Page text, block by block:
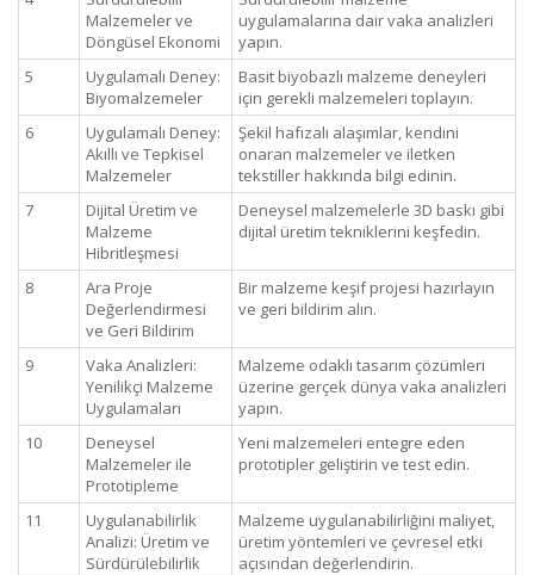
Malzemeler ve
Döngüsel Ekonomi
uygulamalarına dair vaka analizleri
yapın.
5
Uygulamalı Deney:
Biyomalzemeler
Basit biyobazlı malzeme deneyleri
için gerekli malzemeleri toplayın.
6
Uygulamalı Deney:
Akıllı ve Tepkisel
Malzemeler
Şekil hafızalı alaşımlar, kendini
onaran malzemeler ve iletken
tekstiller hakkında bilgi edinin.
7
Dijital Üretim ve
Malzeme
Hibritleşmesi
Deneysel malzemelerle 3D baskı gibi
dijital üretim tekniklerini keşfedin.
8
Ara Proje
Değerlendirmesi
ve Geri Bildirim
Bir malzeme keşif projesi hazırlayın
ve geri bildirim alın.
9
Vaka Analizleri:
Yenilikçi Malzeme
Uygulamaları
Malzeme odaklı tasarım çözümleri
üzerine gerçek dünya vaka analizleri
yapın.
10
Deneysel
Malzemeler ile
Prototipleme
Yeni malzemeleri entegre eden
prototipler geliştirin ve test edin.
11
Uygulanabilirlik
Analizi: Üretim ve
Sürdürülebilirlik
Malzeme uygulanabilirliğini maliyet,
üretim yöntemleri ve çevresel etki
açısından değerlendirin.